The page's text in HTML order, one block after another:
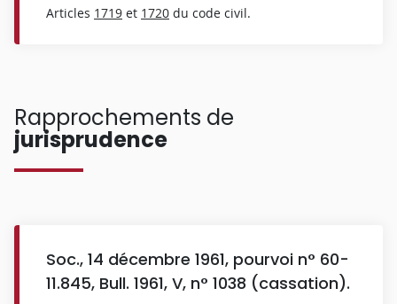
Articles 1719 et 1720 du code civil.
Rapprochements de
jurisprudence
Soc., 14 décembre 1961, pourvoi n° 60-
11.845, Bull. 1961, V, n° 1038 (cassation).